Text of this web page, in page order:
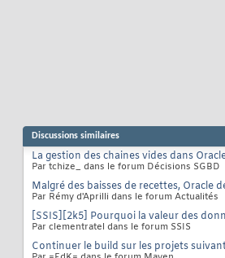
Discussions similaires
La gestion des chaines vides dans
Par tchize_ dans le forum Décisions SGBD
Malgré des baisses de recettes, Oracle
Par Rémy d'Aprilli dans le forum Actualités
[SSIS][2k5] Pourquoi la valeur des
Par clementratel dans le forum SSIS
Continuer le build sur les projets